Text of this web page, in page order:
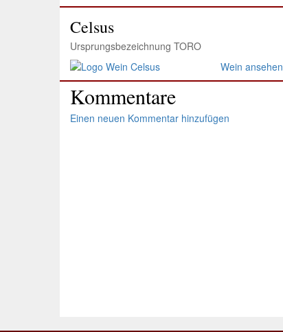
Celsus
Ursprungsbezeichnung TORO
Wein ansehen
Kommentare
Einen neuen Kommentar hinzufügen